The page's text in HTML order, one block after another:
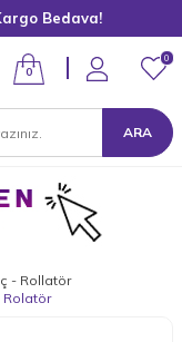
Bedava!
ARA
0
0
- Rollatör
Rolatör